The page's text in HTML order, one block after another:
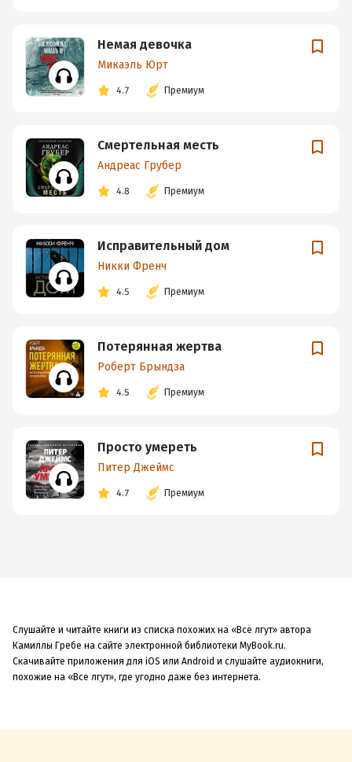
Немая девочка
Микаэль Юрт
4.7 Премиум
Смертельная месть
Андреас Грубер
4.8 Премиум
Исправительный дом
Никки Френч
4.5 Премиум
Потерянная жертва
Роберт Брындза
4.5 Премиум
Просто умереть
Питер Джеймс
4.7 Премиум
Слушайте и читайте книги из списка похожих на «Все лгут» автора
Камиллы Гребе на сайте электронной библиотеки MyBook.ru.
Скачивайте приложения для iOS или Android и слушайте аудиокниги,
похожие на «Все лгут», где угодно даже без интернета.